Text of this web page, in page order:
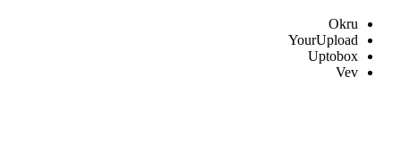
Okru
YourUpload
Uptobox
Vev